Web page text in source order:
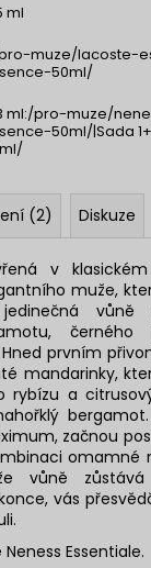
ml
muze/lacoste-
50ml/
ml:/pro-muze/
50ml/|Sada
(2) Diskuze
v
muže,
vůně
Hned prvním
mandarinky,
rybízu a
začnou
omamné
vůně zůstává
vás
Essentiale.